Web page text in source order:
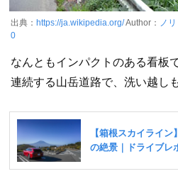
出典： https://ja.wikipedia.org/Author： ノリ
0
なんともインパクトのある看板
連続する山岳道路で、洗い越し